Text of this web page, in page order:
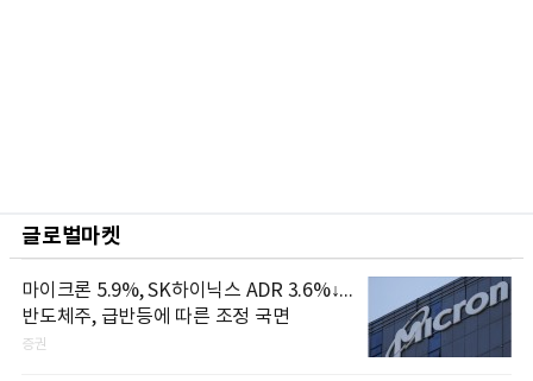
글로벌마켓
마이크론 5.9%, SK하이닉스 ADR 3.6%↓...
반도체주, 급반등에 따른 조정 국면
증권